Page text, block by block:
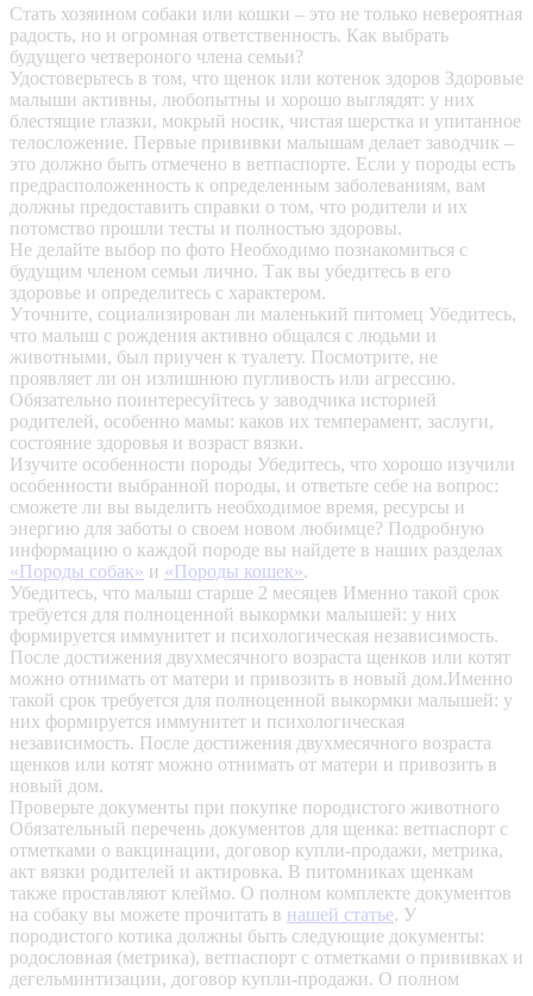
Стать хозяином собаки или кошки – это не только невероятная
радость, но и огромная ответственность. Как выбрать
будущего четвероного члена семьи?
Удостоверьтесь в том, что щенок или котенок здоров Здоровые
малыши активны, любопытны и хорошо выглядят: у них
блестящие глазки, мокрый носик, чистая шерстка и упитанное
телосложение. Первые прививки малышам делает заводчик –
это должно быть отмечено в ветпаспорте. Если у породы есть
предрасположенность к определенным заболеваниям, вам
должны предоставить справки о том, что родители и их
потомство прошли тесты и полностью здоровы.
Не делайте выбор по фото Необходимо познакомиться с
будущим членом семьи лично. Так вы убедитесь в его
здоровье и определитесь с характером.
Уточните, социализирован ли маленький питомец Убедитесь,
что малыш с рождения активно общался с людьми и
животными, был приучен к туалету. Посмотрите, не
проявляет ли он излишнюю пугливость или агрессию.
Обязательно поинтересуйтесь у заводчика историей
родителей, особенно мамы: каков их темперамент, заслуги,
состояние здоровья и возраст вязки.
Изучите особенности породы Убедитесь, что хорошо изучили
особенности выбранной породы, и ответьте себе на вопрос:
сможете ли вы выделить необходимое время, ресурсы и
энергию для заботы о своем новом любимце? Подробную
информацию о каждой породе вы найдете в наших разделах
«Породы собак» и «Породы кошек».
Убедитесь, что малыш старше 2 месяцев Именно такой срок
требуется для полноценной выкормки малышей: у них
формируется иммунитет и психологическая независимость.
После достижения двухмесячного возраста щенков или котят
можно отнимать от матери и привозить в новый дом.Именно
такой срок требуется для полноценной выкормки малышей: у
них формируется иммунитет и психологическая
независимость. После достижения двухмесячного возраста
щенков или котят можно отнимать от матери и привозить в
новый дом.
Проверьте документы при покупке породистого животного
Обязательный перечень документов для щенка: ветпаспорт с
отметками о вакцинации, договор купли-продажи, метрика,
акт вязки родителей и актировка. В питомниках щенкам
также проставляют клеймо. О полном комплекте документов
на собаку вы можете прочитать в нашей статье. У
породистого котика должны быть следующие документы:
родословная (метрика), ветпаспорт с отметками о прививках и
дегельминтизации, договор купли-продажи. О полном